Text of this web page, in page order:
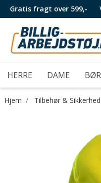
Gratis fragt over 599,-
HERRE DAME
Hjem Tilbehør & Sikkerhed